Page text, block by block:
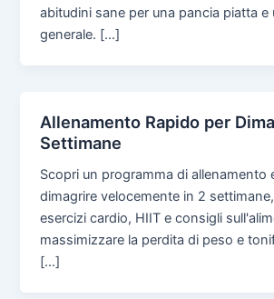
abitudini sane per una pancia piatta e
generale. […]
Allenamento Rapido per
Settimane
Scopri un programma di allenamento
dimagrire velocemente in 2
esercizi cardio, HIIT e consigli
massimizzare la perdita di peso e
[…]